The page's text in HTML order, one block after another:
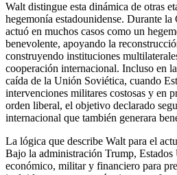
Walt distingue esta dinámica de otras
hegemonía estadounidense. Durante
actuó en muchos casos como un
benevolente, apoyando la
construyendo instituciones
cooperación internacional. Incluso en
caída de la Unión Soviética, cuando
intervenciones militares costosas y en
orden liberal, el objetivo declarado
internacional que también generara
La lógica que describe Walt para el
Bajo la administración Trump,
económico, militar y financiero para